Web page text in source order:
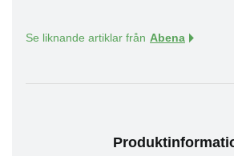
Se liknande artiklar från Abena